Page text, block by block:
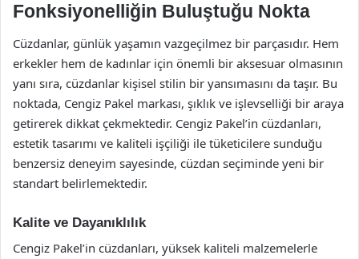
Fonksiyonelliğin Buluştuğu Nokta
Cüzdanlar, günlük yaşamın vazgeçilmez bir parçasıdır. Hem
erkekler hem de kadınlar için önemli bir aksesuar olmasının
yanı sıra, cüzdanlar kişisel stilin bir yansımasını da taşır. Bu
noktada, Cengiz Pakel markası, şıklık ve işlevselliği bir araya
getirerek dikkat çekmektedir. Cengiz Pakel’in cüzdanları,
estetik tasarımı ve kaliteli işçiliği ile tüketicilere sunduğu
benzersiz deneyim sayesinde, cüzdan seçiminde yeni bir
standart belirlemektedir.
Kalite ve Dayanıklılık
Cengiz Pakel’in cüzdanları, yüksek kaliteli malzemelerle